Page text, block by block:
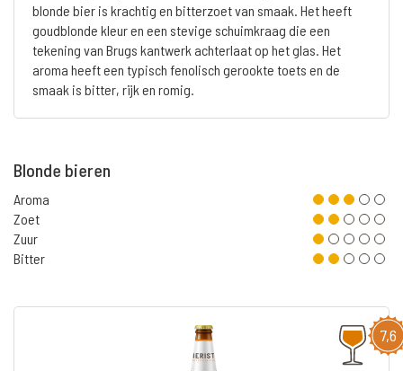
blonde bier is krachtig en bitterzoet van smaak. Het heeft
goudblonde kleur en een stevige schuimkraag die een
tekening van Brugs kantwerk achterlaat op het glas. Het
aroma heeft een typisch fenolisch gerookte toets en de
smaak is bitter, rijk en romig.
Blonde bieren
Aroma
Zoet
Zuur
Bitter
7,6